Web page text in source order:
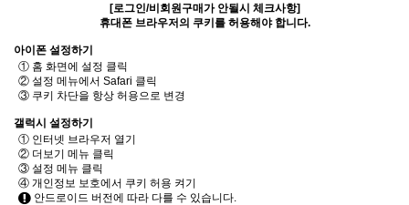
[로그인/비회원구매가 안될시 체크사항]
휴대폰 브라우저의 쿠키를 허용해야 합니다.
아이폰 설정하기
① 홈 화면에 설정 클릭
② 설정 메뉴에서 Safari 클릭
③ 쿠키 차단을 항상 허용으로 변경
갤럭시 설정하기
① 인터넷 브라우저 열기
② 더보기 메뉴 클릭
③ 설정 메뉴 클릭
④ 개인정보 보호에서 쿠키 허용 켜기
안드로이드 버전에 따라 다를 수 있습니다.